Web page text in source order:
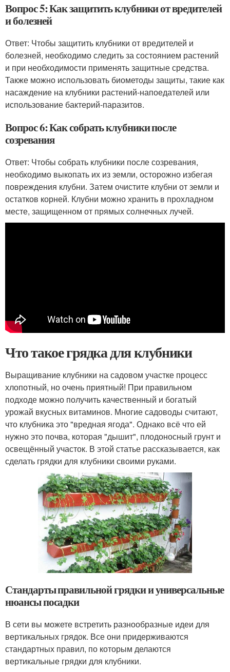
Вопрос 5: Как защитить клубники от вредителей
и болезней
Ответ: Чтобы защитить клубники от вредителей и
болезней, необходимо следить за состоянием растений
и при необходимости применять защитные средства.
Также можно использовать биометоды защиты, такие как
насаждение на клубники растений-напоедателей или
использование бактерий-паразитов.
Вопрос 6: Как собрать клубники после
созревания
Ответ: Чтобы собрать клубники после созревания,
необходимо выкопать их из земли, осторожно избегая
повреждения клубни. Затем очистите клубни от земли и
остатков корней. Клубни можно хранить в прохладном
месте, защищенном от прямых солнечных лучей.
Что такое грядка для клубники
Выращивание клубники на садовом участке процесс
хлопотный, но очень приятный! При правильном
подходе можно получить качественный и богатый
урожай вкусных витаминов. Многие садоводы считают,
что клубника это "вредная ягода". Однако всё что ей
нужно это почва, которая "дышит", плодоносный грунт и
освещённый участок. В этой статье рассказывается, как
сделать грядки для клубники своими руками.
Стандарты правильной грядки и универсальные
нюансы посадки
В сети вы можете встретить разнообразные идеи для
вертикальных грядок. Все они придерживаются
стандартных правил, по которым делаются
вертикальные грядки для клубники.